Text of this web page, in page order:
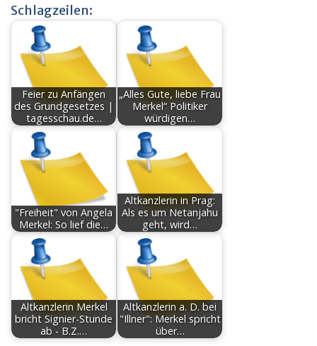
Schlagzeilen:
Feier zu Anfängen
des Grundgesetzes |
tagesschau.de…
„Alles Gute, liebe Frau
Merkel“ Politiker
würdigen…
"Freiheit" von Angela
Merkel: So lief die…
Altkanzlerin in Prag:
Als es um Netanjahu
geht, wird…
Altkanzlerin Merkel
bricht Signier-Stunde
ab - B.Z.…
Altkanzlerin a. D. bei
"Illner": Merkel spricht
über…